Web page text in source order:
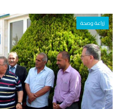
زراعة وصحة